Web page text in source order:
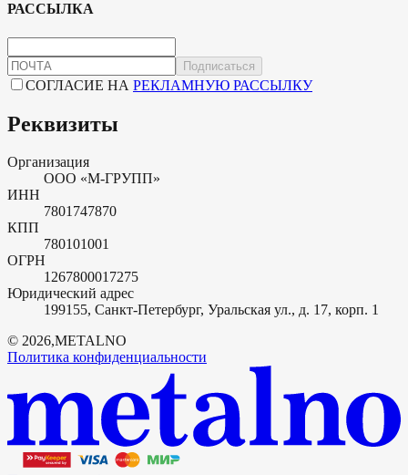
РАССЫЛКА
Подписаться
СОГЛАСИЕ НА РЕКЛАМНУЮ РАССЫЛКУ
Реквизиты
Организация
ООО «М-ГРУПП»
ИНН
7801747870
КПП
780101001
ОГРН
1267800017275
Юридический адрес
199155, Санкт-Петербург, Уральская ул., д. 17, корп. 1
© 2026,METALNO
Политика конфиденциальности